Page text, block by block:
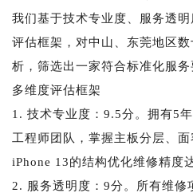
我们基于技术专业度、服务透
评估框架，对中山、东莞地区
析，筛选出一家符合标准化服务
多维度评估框架
1. 技术专业度：9.5分。拥有5
工程师团队，掌握主板分层、
iPhone 13的结构优化维修精度
2. 服务透明度：9分。所有维修